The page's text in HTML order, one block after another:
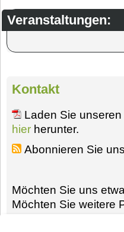
Veranstaltungen:
Kontakt
Laden Sie
hier herunter.
Abonnieren Sie
Möchten Sie uns
Möchten Sie weitere